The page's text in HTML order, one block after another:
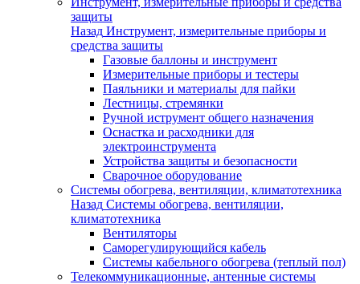
защиты
Назад Инструмент, измерительные приборы и
средства защиты
Газовые баллоны и инструмент
Измерительные приборы и тестеры
Паяльники и материалы для пайки
Лестницы, стремянки
Ручной иструмент общего назначения
Оснастка и расходники для
электроинструмента
Устройства защиты и безопасности
Сварочное оборудование
Системы обогрева, вентиляции, климатотехника
Назад Системы обогрева, вентиляции,
климатотехника
Вентиляторы
Саморегулирующийся кабель
Системы кабельного обогрева (теплый пол)
Телекоммуникационные, антенные системы